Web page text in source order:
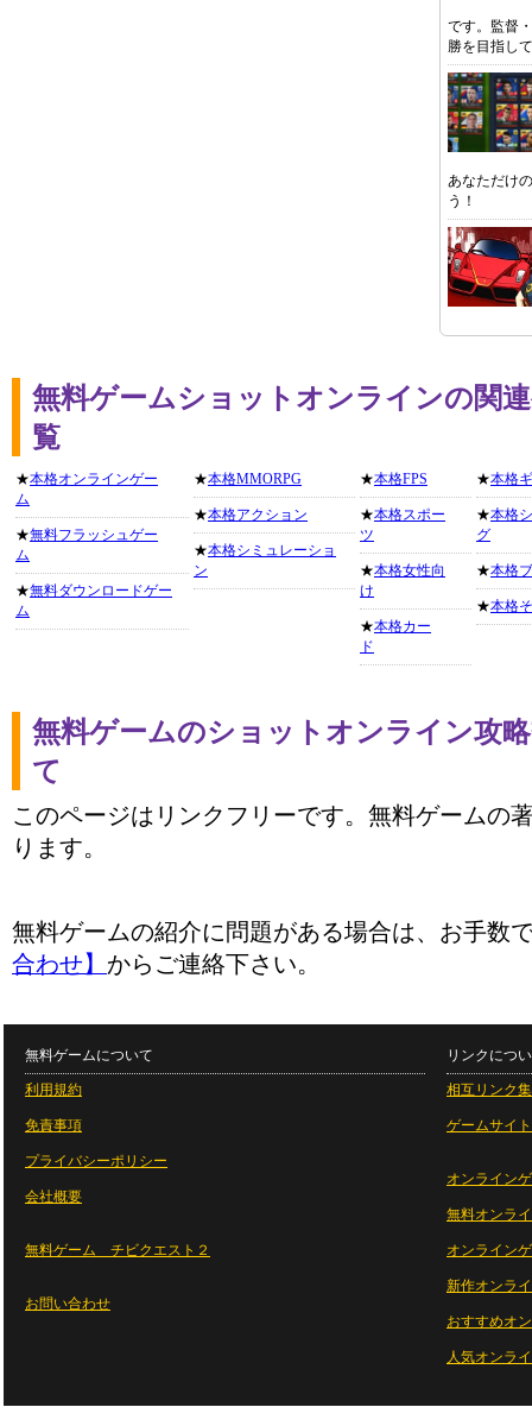
です。監督
勝を目指し
あなただけ
う！
無料ゲームショットオンラインの関
覧
★本格オンラインゲー
ム
★無料フラッシュゲー
ム
★無料ダウンロードゲー
ム
★本格MMORPG
★本格アクション
★本格シミュレーショ
ン
★本格FPS
★本格スポー
ツ
★本格女性向
け
★本格カー
ド
★本格
★本格
グ
★本格
★本格
無料ゲームのショットオンライン攻
て
このページはリンクフリーです。無料ゲームの
ります。
無料ゲームの紹介に問題がある場合は、お手数
合わせ】 からご連絡下さい。
無料ゲームについて
利用規約
免責事項
プライバシーポリシー
会社概要
無料ゲーム チビクエスト２
お問い合わせ
リンクにつ
相互リンク集
ゲームサイ
オンライン
無料オンラ
オンライン
新作オンラ
おすすめオ
人気オンラ